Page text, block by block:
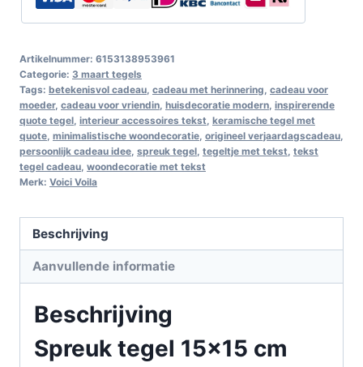
Artikelnummer: 6153138953961
Categorie: 3 maart tegels
Tags: betekenisvol cadeau cadeau met herinnering cadeau voor
moeder, cadeau voor vriendin huisdecoratie modern inspirerende
quote tegel interieur accessoires tekst keramische tegel met
quote minimalistische woondecoratie origineel verjaardagscadeau
persoonlijk cadeau idee spreuk tegel tegeltje met tekst tekst
tegel cadeau woondecoratie met tekst
Merk: Voici Voila
Beschrijving
Aanvullende informatie
Beschrijving
Spreuk tegel 15×15 cm